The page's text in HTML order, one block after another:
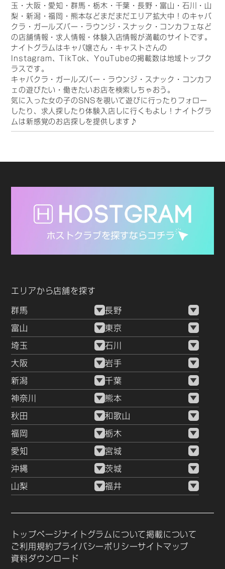
玉・大阪・愛知・群馬・栃木・千葉・長野・富山・石川・山
梨・新潟・福岡・熊本などまだまだエリア拡大中！のキャバ
クラ・ガールズバー・ラウンジ・スナック・コンカフェなど
の店舗情報・求人情報・体験入店情報が満載のサイトです。
ナイトグラムはキャバ嬢さん・キャストさんの
Instagram、TikTok、YouTubeの掲載数は地域トップク
ラスです。
キャバクラ・ガールズバー・ラウンジ・スナック・コンカフ
ェの遊びたい・働きたいお店を検索しちゃおう。
気に入った女の子のSNSを覗いて遊びに行ったりフォロー
したり、求人探したり体験入店しに行くもよし！ナイトグラ
ムは新感覚のお店探しを提供します♪
エリアから店舗を探す
群馬 長野
富山 東京
埼玉 石川
大阪 岩手
新潟 千葉
神奈川 熊本
秋田 和歌山
福岡 栃木
愛知 宮城
沖縄 茨城
山梨 福井
トップページナイトグラムについて掲載について
ご利用規約プライバシーポリシーサイトマップ
資料ダウンロード